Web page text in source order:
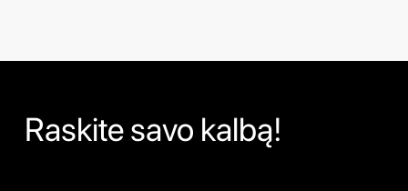
Raskite savo kalbą!